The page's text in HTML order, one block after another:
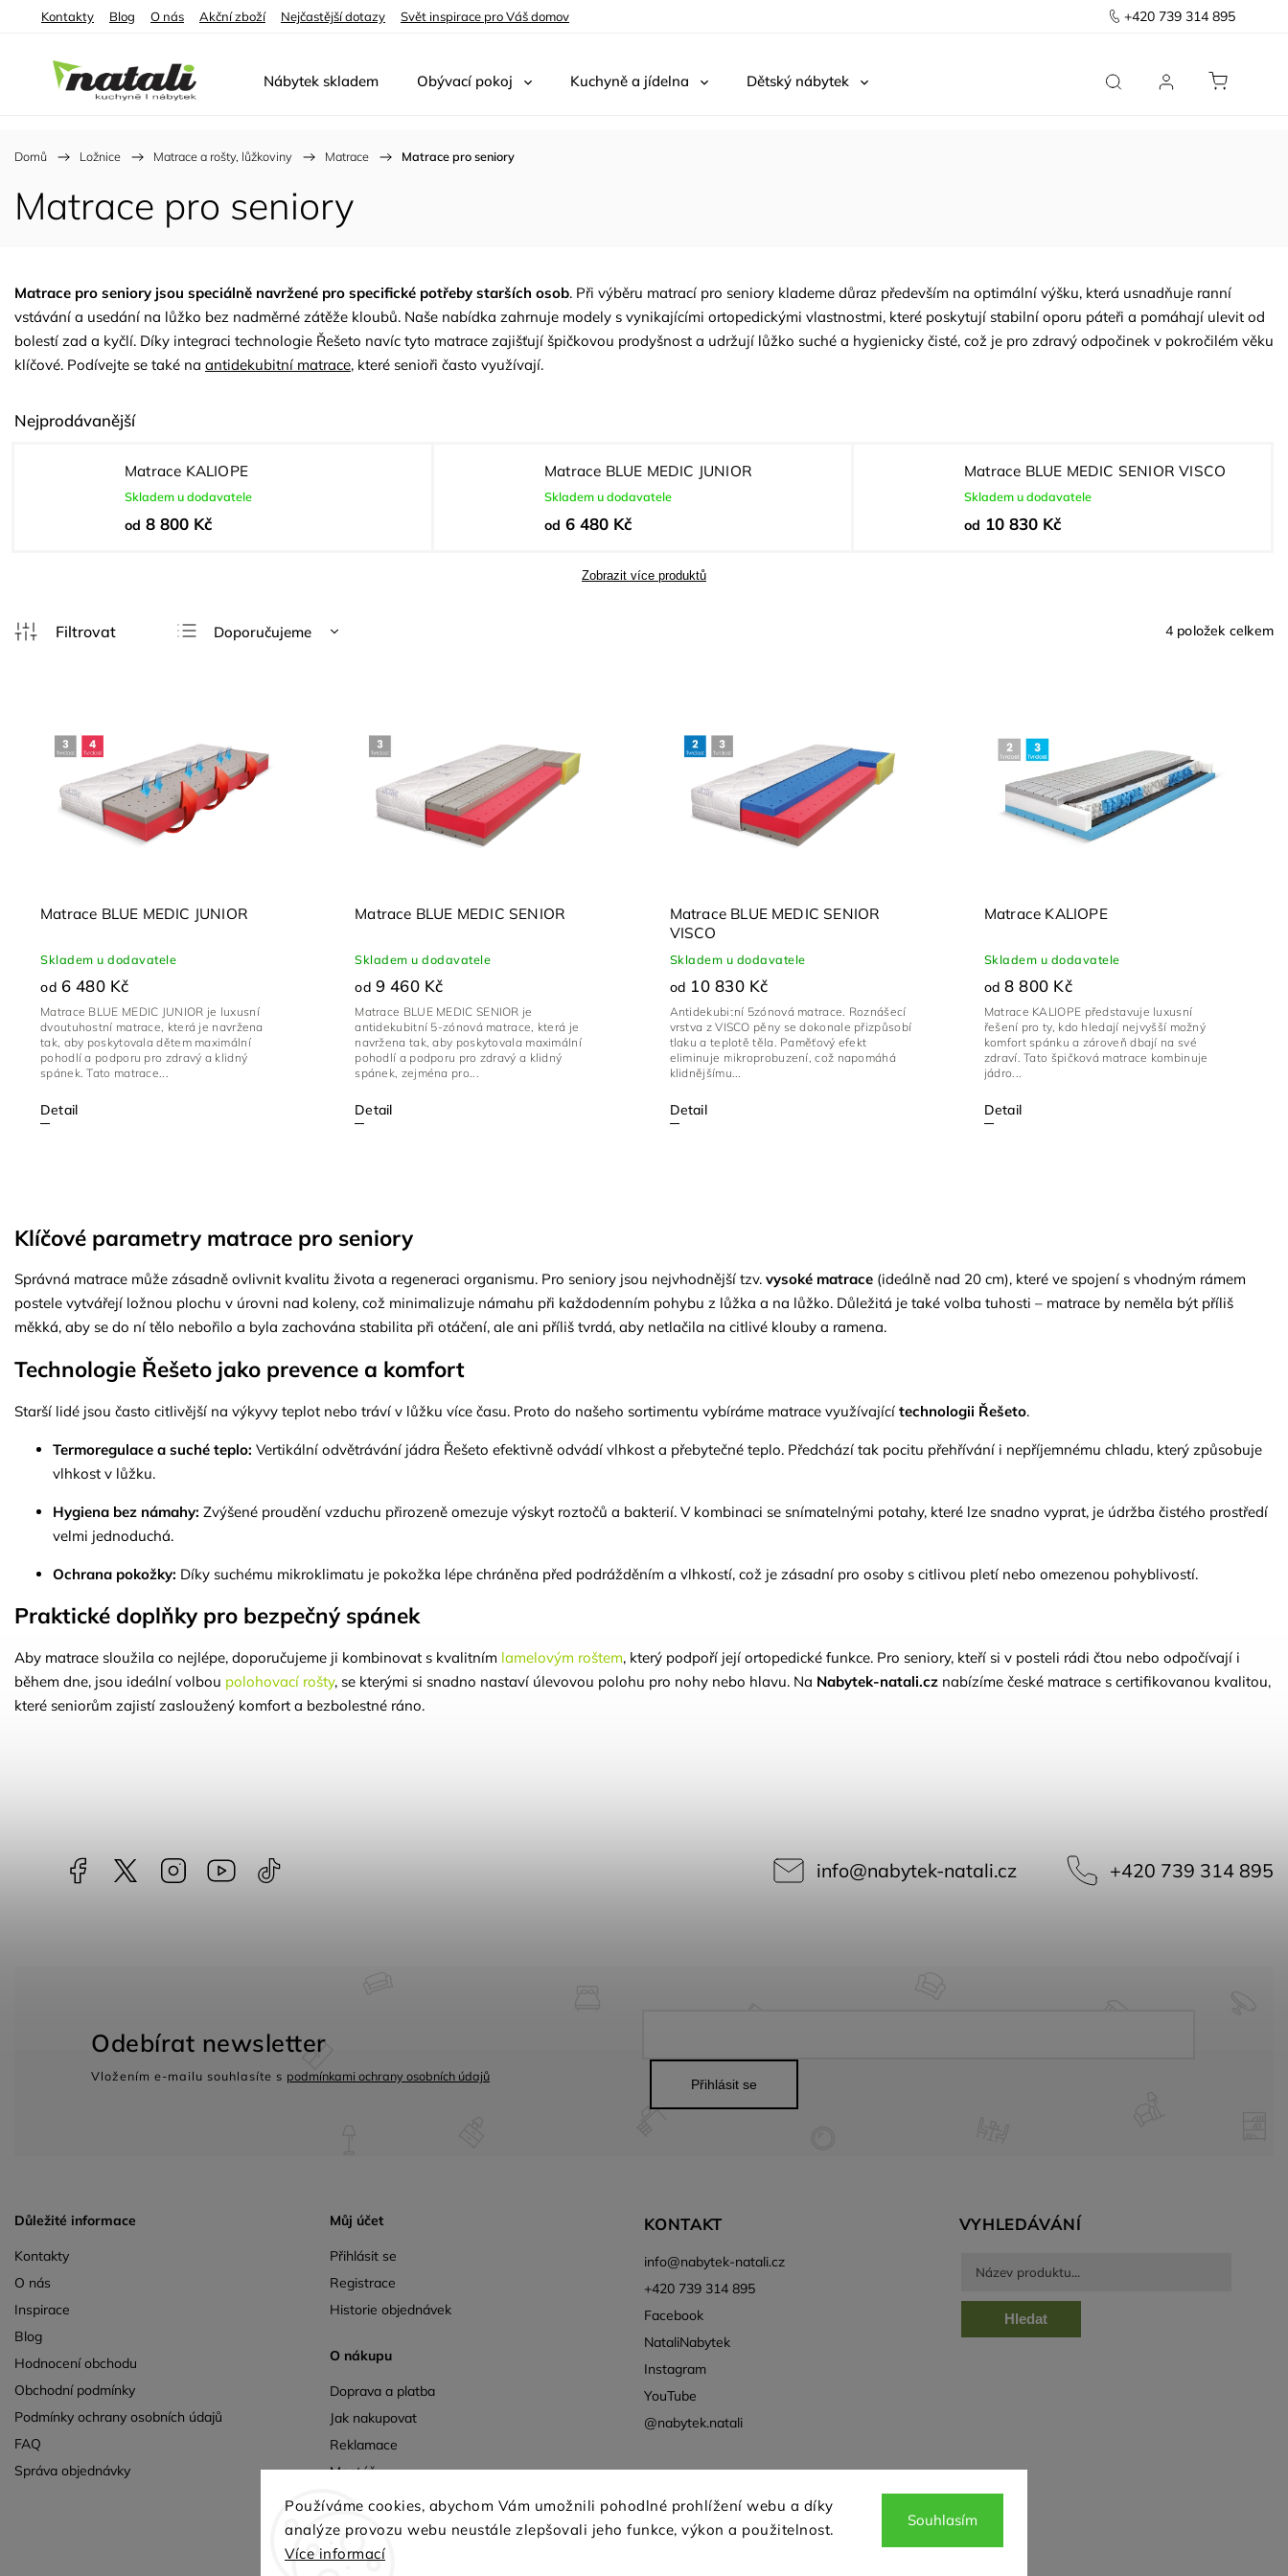
Používáme cookies, abychom Vám umožnili pohodlné prohlížení webu a díky
analýze provozu webu neustále zlepšovali jeho funkce, výkon a použitelnost.
Více informací
Souhlasím
+420 739 314 895
Kontakty Blog O nás Akční zboží Nejčastější dotazy Svět inspirace pro Váš domov
Nábytek skladem Obývací pokoj Kuchyně a jídelna Dětský nábytek Předsíň
Domů / Ložnice / Matrace a rošty, lůžkoviny / Matrace / Matrace pro seniory
Matrace pro seniory
Matrace pro seniory jsou speciálně navržené pro specifické potřeby starších osob. Při výběru matrací pro seniory klademe důraz především na optimální výšku, která usnadňuje ranní
vstávání a usedání na lůžko bez nadměrné zátěže kloubů. Naše nabídka zahrnuje modely s vynikajícími ortopedickými vlastnostmi, které poskytují stabilní oporu páteři a pomáhají ulevit od
bolestí zad a kyčlí. Díky integraci technologie Řešeto navíc tyto matrace zajišťují špičkovou prodyšnost a udržují lůžko suché a hygienicky čisté, což je pro zdravý odpočinek v pokročilém věku
klíčové. Podívejte se také na antidekubitní matrace, které senioři často využívají.
Nejprodávanější
Matrace KALIOPE
Skladem u dodavatele
od 8 800 Kč
Matrace BLUE MEDIC JUNIOR
Skladem u dodavatele
od 6 480 Kč
Matrace BLUE MEDIC SENIOR VISCO
Skladem u dodavatele
od 10 830 Kč
Zobrazit více produktů
Doporučujeme
Abecedně
4 položek celkem
Matrace BLUE MEDIC JUNIOR
Skladem u dodavatele
od 6 480 Kč
Detail
Matrace BLUE MEDIC JUNIOR je luxusní
dvoutuhostní matrace, která je navržena
tak, aby poskytovala dětem maximální
pohodlí a podporu pro zdravý a klidný
spánek. Tato matrace...
Matrace BLUE MEDIC SENIOR
Skladem u dodavatele
od 9 460 Kč
Detail
Matrace BLUE MEDIC SENIOR je
antidekubitní 5-zónová matrace, která je
navržena tak, aby poskytovala maximální
pohodlí a podporu pro zdravý a klidný
spánek, zejména pro...
Matrace BLUE MEDIC SENIOR
VISCO
Skladem u dodavatele
od 10 830 Kč
Detail
Antidekubitní 5zónová matrace. Roznášecí
vrstva z VISCO pěny se dokonale přizpůsobí
tlaku a teplotě těla. Paměťový efekt
eliminuje mikroprobuzení, což napomáhá
klidnějšímu...
Matrace KALIOPE
Skladem u dodavatele
od 8 800 Kč
Detail
Matrace KALIOPE představuje luxusní
řešení pro ty, kdo hledají nejvyšší možný
komfort spánku a zároveň dbají na své
zdraví. Tato špičková matrace kombinuje
jádro...
Klíčové parametry matrace pro seniory
Správná matrace může zásadně ovlivnit kvalitu života a regeneraci organismu. Pro seniory jsou nejvhodnější tzv. vysoké matrace (ideálně nad 20 cm), které ve spojení s vhodným rámem
postele vytvářejí ložnou plochu v úrovni nad koleny, což minimalizuje námahu při každodenním pohybu z lůžka a na lůžko. Důležitá je také volba tuhosti – matrace by neměla být příliš
měkká, aby se do ní tělo nebořilo a byla zachována stabilita při otáčení, ale ani příliš tvrdá, aby netlačila na citlivé klouby a ramena.
Technologie Řešeto jako prevence a komfort
Starší lidé jsou často citlivější na výkyvy teplot nebo tráví v lůžku více času. Proto do našeho sortimentu vybíráme matrace využívající technologii Řešeto.
Termoregulace a suché teplo: Vertikální odvětrávání jádra Řešeto efektivně odvádí vlhkost a přebytečné teplo. Předchází tak pocitu přehřívání i nepříjemnému chladu, který způsobuje
vlhkost v lůžku.
Hygiena bez námahy: Zvýšené proudění vzduchu přirozeně omezuje výskyt roztočů a bakterií. V kombinaci se snímatelnými potahy, které lze snadno vyprat, je údržba čistého prostředí
velmi jednoduchá.
Ochrana pokožky: Díky suchému mikroklimatu je pokožka lépe chráněna před podrážděním a vlhkostí, což je zásadní pro osoby s citlivou pletí nebo omezenou pohyblivostí.
Praktické doplňky pro bezpečný spánek
Aby matrace sloužila co nejlépe, doporučujeme ji kombinovat s kvalitním lamelovým roštem, který podpoří její ortopedické funkce. Pro seniory, kteří si v posteli rádi čtou nebo odpočívají i
během dne, jsou ideální volbou polohovací rošty, se kterými si snadno nastaví úlevovou polohu pro nohy nebo hlavu. Na Nabytek-natali.cz nabízíme české matrace s certifikovanou kvalitou,
které seniorům zajistí zasloužený komfort a bezbolestné ráno.
Facebook NataliNabytek
InstagramYouTube info@nabytek-natali.cz +420 739 314 895
Důležité informace
Kontakty
O nás
Inspirace
Blog
Hodnocení obchodu
Obchodní podmínky
Podmínky ochrany osobních údajů
FAQ
Správa objednávky
Můj účet
Přihlásit se
Registrace
Historie objednávek
O nákupu
Doprava a platba
Jak nakupovat
Reklamace
Montáž
Výnos
KONTAKT
info@nabytek-natali.cz
+420 739 314 895
Facebook
NataliNabytek
Instagram
YouTube
@nabytek.natali
Odebírat newsletter
Vložením e-mailu souhlasíte s podmínkami ochrany osobních údajů
Přihlásit se
VYHLEDÁVÁNÍ
Hledat